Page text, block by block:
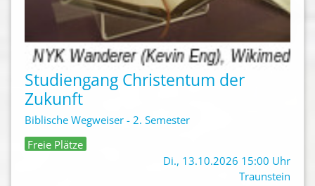
Studiengang Christentum der
Zukunft
Biblische Wegweiser - 2. Semester
Freie Plätze
Di., 13.10.2026 15:00 Uhr
Traunstein